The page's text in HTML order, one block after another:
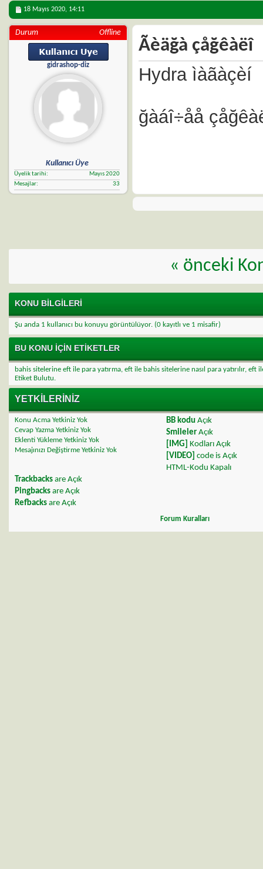
18 Mayıs 2020, 14:11
Durum Offline
gidrashop-diz
Kullanıcı Üye
Üyelik tarihi
Mayıs 2020
Mesajlar
33
Ãèäğà çåğêàëî
Hydra ìàãàçèí
ğàáî÷åå
« önceki
KONU BILGILERI
Şu anda 1 kullanıcı bu konuyu görüntülüyor. (0 kayıtlı ve 1 misafir)
BU KONU IÇIN ETIKETLER
bahis sitelerine eft ile para yatırma, eft ile bahis sitelerine nasıl para yatırılır, eft
Etiket Bulutu.
YETKILERINIZ
Konu Acma Yetkiniz Yok
Cevap Yazma Yetkiniz Yok
Eklenti Yükleme Yetkiniz Yok
Mesajınızı Değiştirme Yetkiniz Yok
BB kodu Açık
Smileler Açık
[IMG]
Kodları Açık
[VIDEO] code is Açık
HTML-Kodu Kapalı
Trackbacks are Açık
Pingbacks are Açık
Refbacks are Açık
Forum Kuralları